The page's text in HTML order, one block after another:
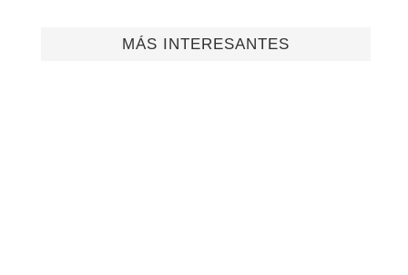
MÁS INTERESANTES